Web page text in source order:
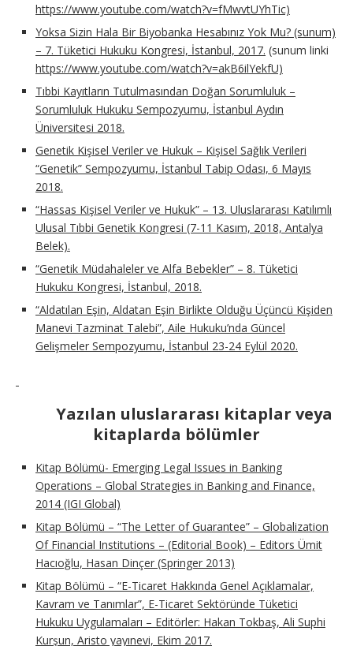
https://www.youtube.com/watch?v=fMwvtUYhTic)
Yoksa Sizin Hala Bir Biyobanka Hesabınız Yok Mu? (sunum)
– 7. Tüketici Hukuku Kongresi, İstanbul, 2017. (sunum linki
https://www.youtube.com/watch?v=akB6ilYekfU)
Tıbbi Kayıtların Tutulmasından Doğan Sorumluluk –
Sorumluluk Hukuku Sempozyumu, İstanbul Aydın
Üniversitesi 2018.
Genetik Kişisel Veriler ve Hukuk – Kişisel Sağlık Verileri
“Genetik” Sempozyumu, İstanbul Tabip Odası, 6 Mayıs
2018.
“Hassas Kişisel Veriler ve Hukuk” – 13. Uluslararası Katılımlı
Ulusal Tıbbi Genetik Kongresi (7-11 Kasım, 2018, Antalya
Belek).
“Genetik Müdahaleler ve Alfa Bebekler” – 8. Tüketici
Hukuku Kongresi, İstanbul, 2018.
“Aldatılan Eşin, Aldatan Eşin Birlikte Olduğu Üçüncü Kişiden
Manevi Tazminat Talebi”, Aile Hukuku’nda Güncel
Gelişmeler Sempozyumu, İstanbul 23-24 Eylül 2020.
Yazılan uluslararası kitaplar veya
kitaplarda bölümler
Kitap Bölümü- Emerging Legal Issues in Banking
Operations – Global Strategies in Banking and Finance,
2014 (IGI Global)
Kitap Bölümü – “The Letter of Guarantee” – Globalization
Of Financial Institutions – (Editorial Book) – Editors Ümit
Hacıoğlu, Hasan Dinçer (Springer 2013)
Kitap Bölümü – “E-Ticaret Hakkında Genel Açıklamalar,
Kavram ve Tanımlar”, E-Ticaret Sektöründe Tüketici
Hukuku Uygulamaları – Editörler: Hakan Tokbaş, Ali Suphi
Kurşun, Aristo yayınevi, Ekim 2017.